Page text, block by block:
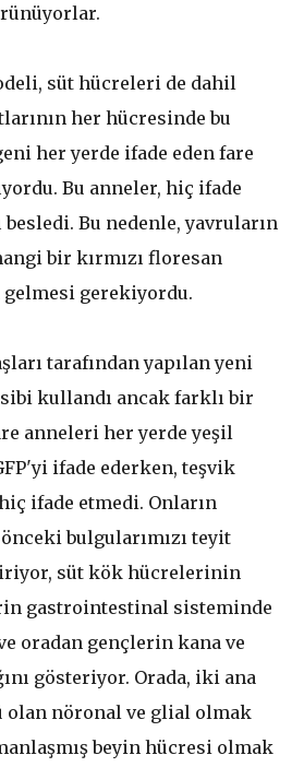
süt hücreleri de dahil
her hücresinde bu
her yerde ifade eden fare
Bu anneler, hiç ifade
Bu nedenle, yavruların
bir kırmızı floresan
gerekiyordu.
tarafından yapılan yeni
kullandı ancak farklı bir
anneleri her yerde yeşil
ifade ederken, teşvik
ifade etmedi. Onların
bulgularımızı teyit
süt kök hücrelerinin
gastrointestinal sisteminde
oradan gençlerin kana ve
gösteriyor. Orada, iki ana
olan nöronal ve glial olmak
beyin hücresi olmak